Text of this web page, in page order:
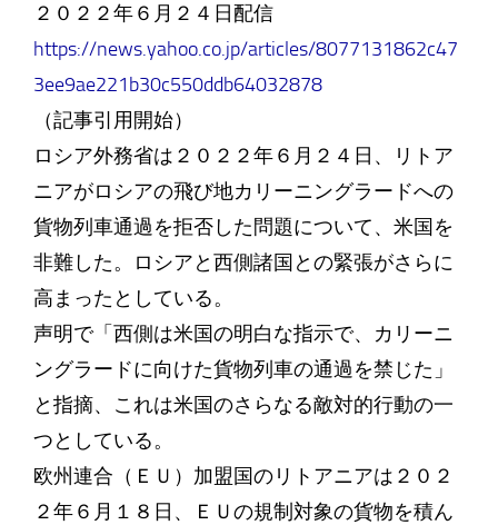
２０２２年６月２４日配信
https://news.yahoo.co.jp/articles/8077131862c47
3ee9ae221b30c550ddb64032878
（記事引用開始）
ロシア外務省は２０２２年６月２４日、リトア
ニアがロシアの飛び地カリーニングラードへの
貨物列車通過を拒否した問題について、米国を
非難した。ロシアと西側諸国との緊張がさらに
高まったとしている。
声明で「西側は米国の明白な指示で、カリーニ
ングラードに向けた貨物列車の通過を禁じた」
と指摘、これは米国のさらなる敵対的行動の一
つとしている。
欧州連合（ＥＵ）加盟国のリトアニアは２０２
２年６月１８日、ＥＵの規制対象の貨物を積ん